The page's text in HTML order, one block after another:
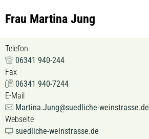
Frau Martina Jung
Telefon
06341 940-244
Fax
06341 940-7244
E-Mail
Martina.Jung@suedliche-weinstrasse.de
Webseite
suedliche-weinstrasse.de